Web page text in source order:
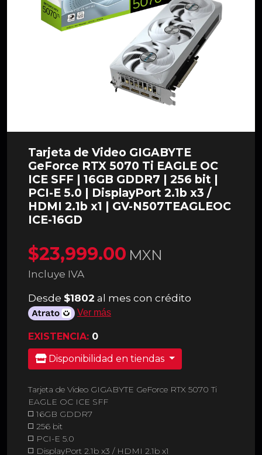
Tarjeta de Video GIGABYTE
GeForce RTX 5070 Ti EAGLE OC
ICE SFF | 16GB GDDR7 | 256 bit |
PCI-E 5.0 | DisplayPort 2.1b x3 /
HDMI 2.1b x1 | GV-N507TEAGLEOC
ICE-16GD
$23,999.00 MXN
Incluye IVA
Desde $1802 al mes con crédito
Ver más
EXISTENCIA: 0
Disponibilidad en tiendas
Tarjeta de Video GIGABYTE GeForce RTX 5070 Ti
EAGLE OC ICE SFF
◻️ 16GB GDDR7
◻️ 256 bit
◻️ PCI-E 5.0
◻️ DisplayPort 2.1b x3 / HDMI 2.1b x1